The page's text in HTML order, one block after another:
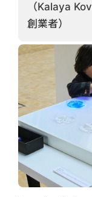
（Kalaya
創業者）